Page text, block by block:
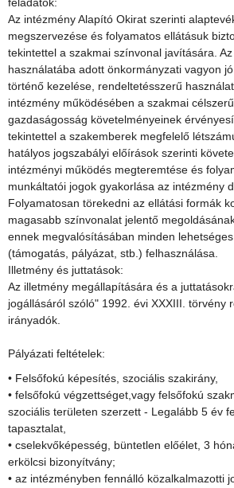
feladatok:
Az intézmény Alapító Okirat szerinti
megszervezése és folyamatos ellátásuk
tekintettel a szakmai színvonal javítására.
használatába adott önkormányzati vagyon
történő kezelése, rendeltetésszerű
intézmény működésében a szakmai
gazdaságosság követelményeinek
tekintettel a szakemberek megfelelő
hatályos jogszabályi előírások szerinti
intézményi működés megteremtése és
munkáltatói jogok gyakorlása az intézmény
Folyamatosan törekedni az ellátási formák
magasabb színvonalat jelentő
ennek megvalósításában minden
(támogatás, pályázat, stb.) felhasználása.
Illetmény és juttatások:
Az illetmény megállapítására és a
jogállásáról szóló" 1992. évi XXXIII. törvény
irányadók.
Pályázati feltételek:
• Felsőfokú képesítés, szociális szakirány,
• felsőfokú végzettséget,vagy felsőfokú
szociális területen szerzett - Legalább 5 év
tapasztalat,
• cselekvőképesség, büntetlen előélet, 3
erkölcsi bizonyítvány;
• az intézményben fennálló közalkalmazotti